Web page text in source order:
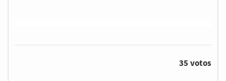
35 votos